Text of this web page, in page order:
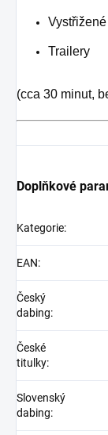
Trailery
(cca 30 minut,
Doplňkové
Kategorie:
EAN:
Český
dabing:
České
titulky:
Slovenský
dabing: